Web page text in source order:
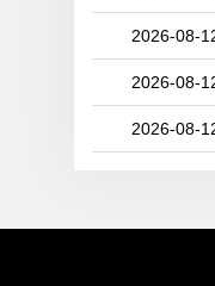
2026-08-
2026-08-
2026-08-